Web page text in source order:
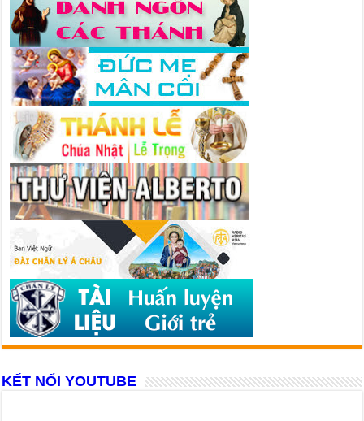
KẾT NỐI YOUTUBE